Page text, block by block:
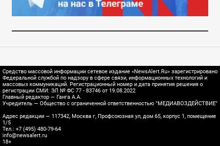
Средство массовой информации сетевое издание «NewsAlert.Ru» зарегистрировано
Федеральной службой по надзору в сфере связи, информационных технологий и
массовых коммуникаций. Регистрационный номер и дата принятия решения о
регистрации СМИ: ЭЛ № ФС 77 - 83746 от 19.08.2022
Главный редактор — Ганга А.А.
Учредитель — Общество с ограниченной ответственностью "МЕДИАВОЗДЕЙСТВИЕ"
Адрес редакции — 117342, Москва г, Профсоюзная ул, дом 65, корпус 1, помещение
1/5
Тел.: +7 (495) 480-79-64
info@newsalert.ru
18+